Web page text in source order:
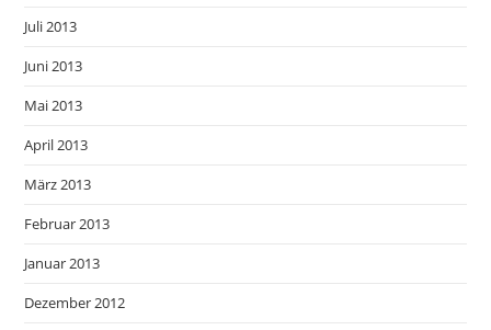
Juli 2013
Juni 2013
Mai 2013
April 2013
März 2013
Februar 2013
Januar 2013
Dezember 2012